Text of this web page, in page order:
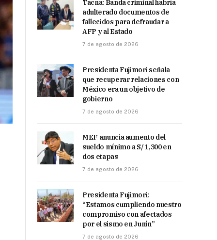
Tacna: Banda criminal habría
adulterado documentos de
fallecidos para defraudar a
AFP y al Estado
7 de agosto de 2026
Presidenta Fujimori señala
que recuperar relaciones con
México era un objetivo de
gobierno
7 de agosto de 2026
MEF anuncia aumento del
sueldo mínimo a S/ 1,300 en
dos etapas
7 de agosto de 2026
Presidenta Fujimori:
“Estamos cumpliendo nuestro
compromiso con afectados
por el sismo en Junín”
7 de agosto de 2026